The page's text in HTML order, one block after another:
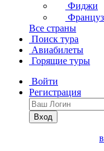
Фиджи
Все страны
Поиск тура
Авиабилеты
Горящие туры
Войти
Регистрация
Вход